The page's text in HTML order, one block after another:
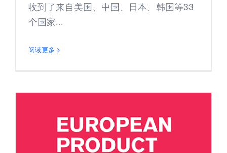
收到了来自美国、中国、日本、韩国等33
个国家...
阅读更多